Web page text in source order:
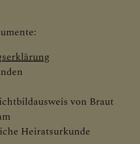
von Braut
Heiratsurkunde